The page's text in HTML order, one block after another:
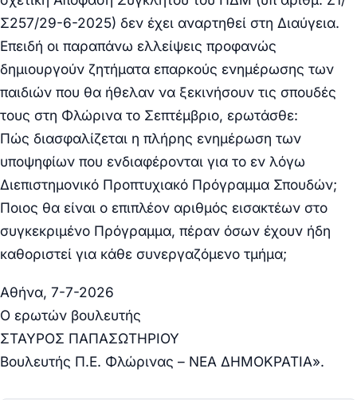
Σ257/29-6-2025) δεν έχει αναρτηθεί στη Διαύγεια.
Επειδή οι παραπάνω ελλείψεις προφανώς
δημιουργούν ζητήματα επαρκούς ενημέρωσης των
παιδιών που θα ήθελαν να ξεκινήσουν τις σπουδές
τους στη Φλώρινα το Σεπτέμβριο, ερωτάσθε:
Πώς διασφαλίζεται η πλήρης ενημέρωση των
υποψηφίων που ενδιαφέρονται για το εν λόγω
Διεπιστημονικό Προπτυχιακό Πρόγραμμα Σπουδών;
Ποιος θα είναι ο επιπλέον αριθμός εισακτέων στο
συγκεκριμένο Πρόγραμμα, πέραν όσων έχουν ήδη
καθοριστεί για κάθε συνεργαζόμενο τμήμα;
Αθήνα, 7-7-2026
Ο ερωτών βουλευτής
ΣΤΑΥΡΟΣ ΠΑΠΑΣΩΤΗΡΙΟΥ
Βουλευτής Π.Ε. Φλώρινας – ΝΕΑ ΔΗΜΟΚΡΑΤΙΑ».